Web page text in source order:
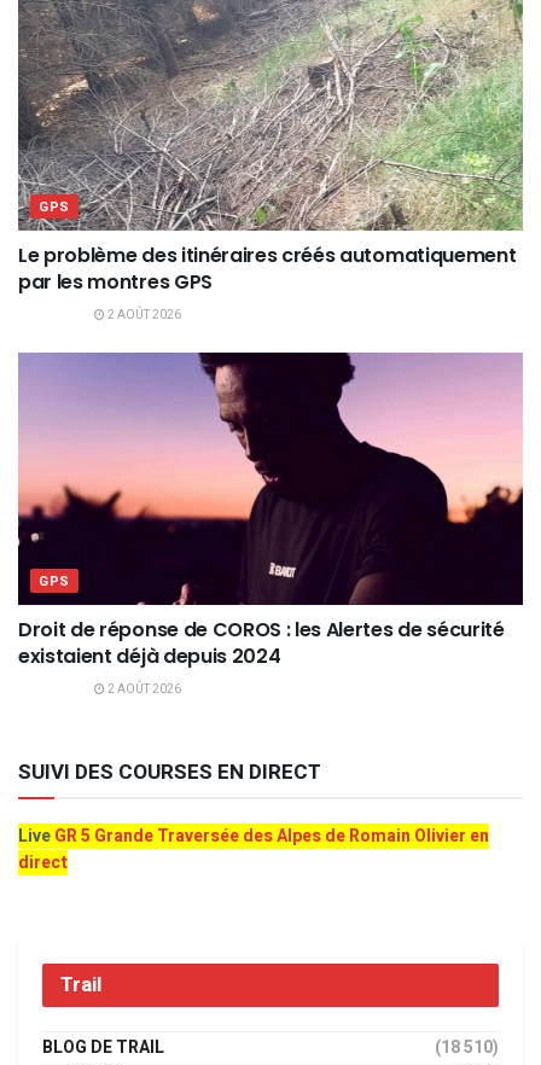
GPS
Le problème des itinéraires créés automatiquement
par les montres GPS
2 AOÛT 2026
GPS
Droit de réponse de COROS : les Alertes de sécurité
existaient déjà depuis 2024
2 AOÛT 2026
SUIVI DES COURSES EN DIRECT
LiveGR 5 Grande Traversée des Alpes de Romain Olivier en
direct
Trail
BLOG DE TRAIL (18 510)